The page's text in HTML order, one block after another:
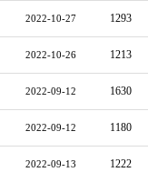
2022-10-27 1293
2022-10-26 1213
2022-09-12 1630
2022-09-12 1180
2022-09-13 1222